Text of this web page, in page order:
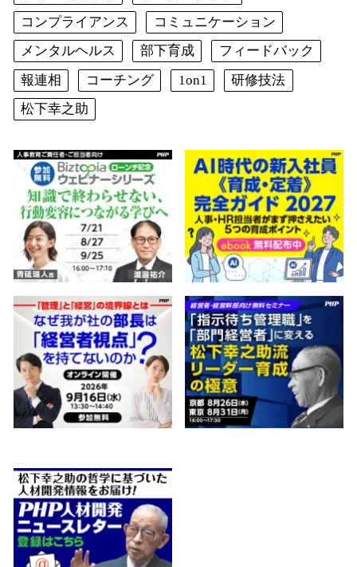
コンプライアンス
コミュニケーション
メンタルヘルス
部下育成
フィードバック
報連相
コーチング 1on1
研修技法
松下幸之助